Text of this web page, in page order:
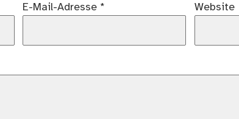
E-Mail-Adresse * Website